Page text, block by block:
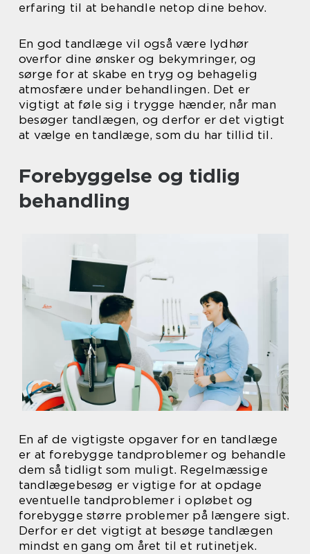
erfaring til at behandle netop dine behov.
En god tandlæge vil også være lydhør
overfor dine ønsker og bekymringer, og
sørge for at skabe en tryg og behagelig
atmosfære under behandlingen. Det er
vigtigt at føle sig i trygge hænder, når man
besøger tandlægen, og derfor er det vigtigt
at vælge en tandlæge, som du har tillid til.
Forebyggelse og tidlig
behandling
En af de vigtigste opgaver for en tandlæge
er at forebygge tandproblemer og behandle
dem så tidligt som muligt. Regelmæssige
tandlægebesøg er vigtige for at opdage
eventuelle tandproblemer i opløbet og
forebygge større problemer på længere sigt.
Derfor er det vigtigt at besøge tandlægen
mindst en gang om året til et rutinetjek.